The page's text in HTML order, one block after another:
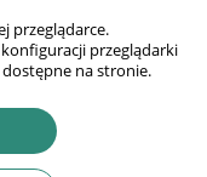
przeglądarce.
przeglądarki
na stronie.